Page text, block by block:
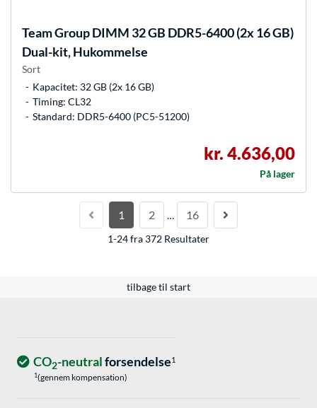
Team GroupDIMM 32 GB DDR5-6400 (2x 16 GB)
Dual-kit, Hukommelse
Sort
Kapacitet: 32 GB (2x 16 GB)
Timing: CL32
Standard: DDR5-6400 (PC5-51200)
kr. 4.636,00
På lager
1 2 … 16
1-24 fra 372 Resultater
tilbage til start
CO2-neutralforsendelse1
1(gennem kompensation)